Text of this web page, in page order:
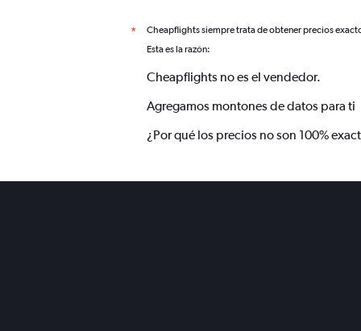
* Cheapflights siempre trata de obtener precios
Esta es la razón:
Cheapflights no es el vendedor.
Agregamos montones de datos para ti
¿Por qué los precios no son 100%